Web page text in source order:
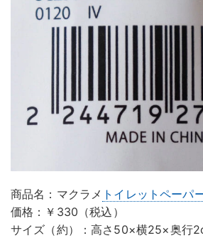
商品名：マクラメ トイレットペーパ
価格：￥330（税込）
サイズ（約）：高さ50×横25×奥行